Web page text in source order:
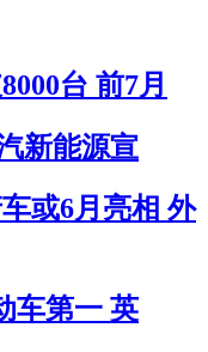
台 前7月
新能源宣
或6月亮相 外
车第一 英